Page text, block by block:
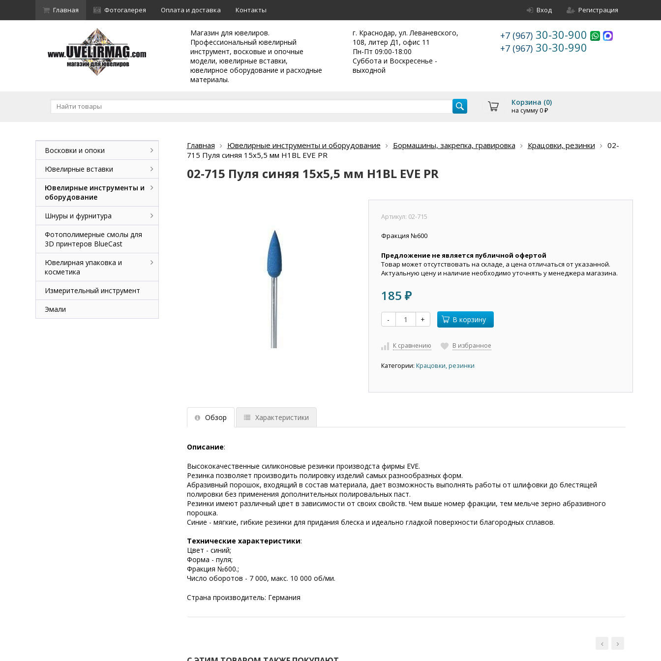
Главная Фотогалерея Оплата и доставка Контакты Вход Регистрация
Магазин для ювелиров.
Профессиональный ювелирный
инструмент, восковые и опочные
модели, ювелирные вставки,
ювелирное оборудование и расходные
материалы.
г. Краснодар, ул. Леваневского,
108, литер Д1, офис 11
Пн-Пт 09:00-18:00
Суббота и Воскресенье -
выходной
+7 (967) 30-30-900
+7 (967) 30-30-990
Корзина (0)
на сумму 0 ₽
Главная Ювелирные инструменты и оборудование Бормашины, закрепка, гравировка Крацовки, резинки
02-
715 Пуля синяя 15х5,5 мм H1BL EVE PR
02-715 Пуля синяя 15х5,5 мм H1BL EVE PR
Артикул: 02-715
Фракция №600
Предложение не является публичной офертой
Товар может отсутствовать на складе, а цена отличаться от указанной.
Актуальную цену и наличие необходимо уточнять у менеджера магазина.
185 ₽
- + В корзину
К сравнению В избранное
Категории: Крацовки, резинки
Обзор Характеристики
Описание:
Высококачественные силиконовые резинки производста фирмы EVE.
Резинка позволяет производить полировку изделий самых разнообразных форм.
Абразивный порошок, входящий в состав материала, дает возможность выполнять работы от шлифовки до блестящей
полировки без применения дополнительных полировальных паст.
Резинки имеют различный цвет в зависимости от своих свойств. Чем выше номер фракции, тем мельче зерно абразивного
порошка.
Синие - мягкие, гибкие резинки для придания блеска и идеально гладкой поверхности благородных сплавов.
Технические характеристики:
Цвет - синий;
Форма - пуля;
Фракция №600.;
Число оборотов - 7 000, макс. 10 000 об/ми.
Страна производитель: Германия
Восковки и опоки
Ювелирные вставки
Ювелирные инструменты и
оборудование
Шнуры и фурнитура
Фотополимерные смолы для
3D принтеров BlueCast
Ювелирная упаковка и
косметика
Измерительный инструмент
Эмали